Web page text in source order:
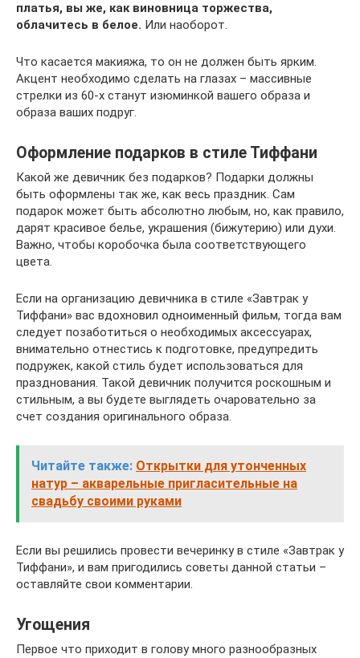
платья, вы же, как виновница торжества,
облачитесь в белое. Или наоборот.
Что касается макияжа, то он не должен быть ярким.
Акцент необходимо сделать на глазах – массивные
стрелки из 60-х станут изюминкой вашего образа и
образа ваших подруг.
Оформление подарков в стиле Тиффани
Какой же девичник без подарков? Подарки должны
быть оформлены так же, как весь праздник. Сам
подарок может быть абсолютно любым, но, как правило,
дарят красивое белье, украшения (бижутерию) или духи.
Важно, чтобы коробочка была соответствующего
цвета.
Если на организацию девичника в стиле «Завтрак у
Тиффани» вас вдохновил одноименный фильм, тогда вам
следует позаботиться о необходимых аксессуарах,
внимательно отнестись к подготовке, предупредить
подружек, какой стиль будет использоваться для
празднования. Такой девичник получится роскошным и
стильным, а вы будете выглядеть очаровательно за
счет создания оригинального образа.
Читайте также: Открытки для утонченных
натур – акварельные пригласительные на
свадьбу своими руками
Если вы решились провести вечеринку в стиле «Завтрак у
Тиффани», и вам пригодились советы данной статьи –
оставляйте свои комментарии.
Угощения
Первое что приходит в голову много разнообразных